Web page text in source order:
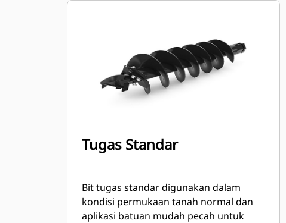
Tugas Standar
Bit tugas standar digunakan dalam
kondisi permukaan tanah normal dan
aplikasi batuan mudah pecah untuk